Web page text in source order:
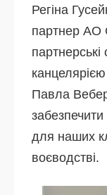
Регіна
партнер АО
партнерські
Павла
забезпечити
для наших
воєводстві.